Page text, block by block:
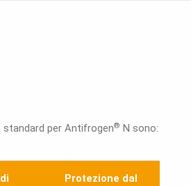
standard per Antifrogen® N sono:
Protezione dal